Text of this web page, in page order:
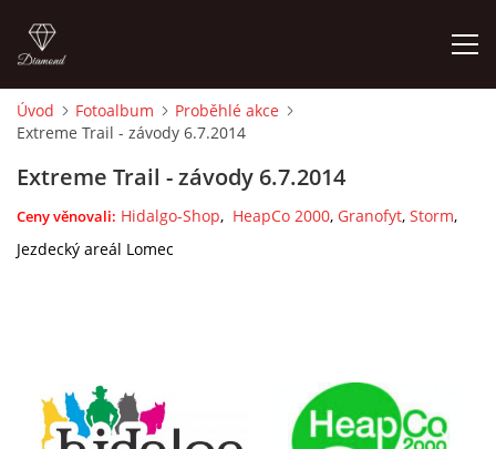
ÚVOD
ECOLA EQUESTRIAN
Úvod Fotoalbum
Proběhlé akce
Extreme Trail - závody 6.7.2014
Extreme Trail - závody 6.7.2014
Ceny věnovali: Hidalgo-Shop, HeapCo 2000, Granofyt, Storm,
Jezdecký areál Lomec